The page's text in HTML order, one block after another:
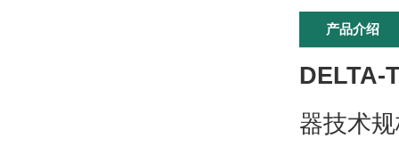
产品介绍
DELTA-
器技术